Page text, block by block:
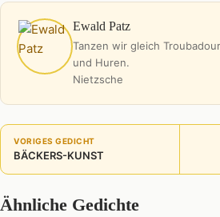
Ewald Patz
Tanzen wir gleich
und Huren.
Nietzsche
VORIGES GEDICHT
BÄCKERS-KUNST
Ähnliche Gedichte